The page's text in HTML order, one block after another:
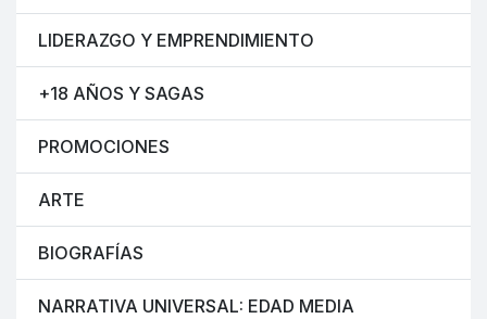
LIDERAZGO Y EMPRENDIMIENTO
+18 AÑOS Y SAGAS
PROMOCIONES
ARTE
BIOGRAFÍAS
NARRATIVA UNIVERSAL: EDAD MEDIA